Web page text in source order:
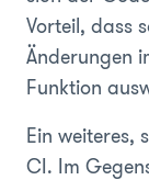
Vorteil, dass
Änderungen
Funktion
Ein weiteres,
CI. Im